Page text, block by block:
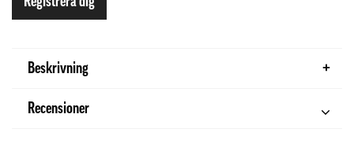
Beskrivning
Recensioner